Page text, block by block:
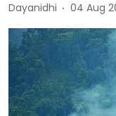
Dayanidhi 04 Aug